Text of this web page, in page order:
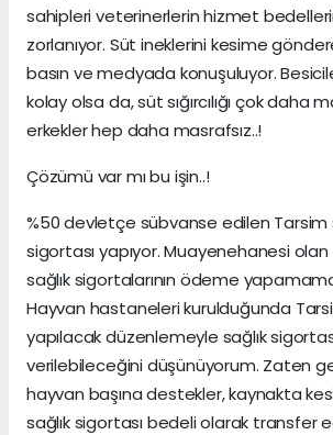
sahipleri veterinerlerin hizmet
zorlanıyor. Süt ineklerini kesime
basın ve medyada konuşuluyor.
kolay olsa da, süt sığırcılığı çok daha
erkekler hep daha masrafsız..!
Çözümü var mı bu işin..!
%50 devletçe sübvanse edilen
sigortası yapıyor. Muayenehanesi
sağlık sigortalarının ödeme
Hayvan hastaneleri kurulduğunda
yapılacak düzenlemeyle sağlık
verilebileceğini düşünüyorum. Zaten
hayvan başına destekler, kaynakta
sağlık sigortası bedeli olarak transfer